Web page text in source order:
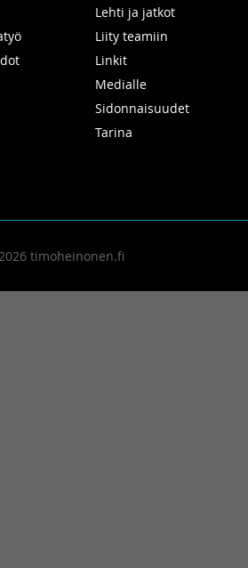
Lehti ja jatkot
Liity teamiin
Linkit
Medialle
Sidonnaisuudet
Tarina
timoheinonen.fi